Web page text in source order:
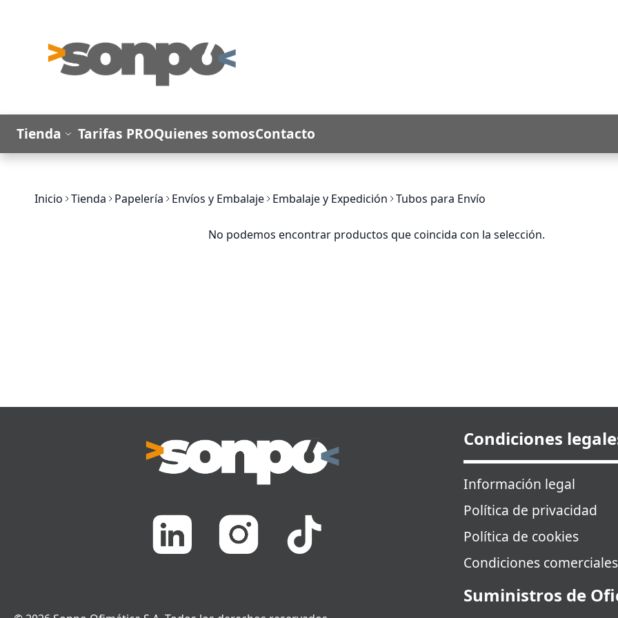
Tienda Tarifas PROQuienes somosContacto
Inicio Tienda Papelería Envíos y Embalaje Embalaje y Expedición Tubos para Envío
No podemos encontrar productos que coincida con la selección.
Condiciones
Información legal
Política de privacidad
Política de cookies
Condiciones comerciales
Suministros de